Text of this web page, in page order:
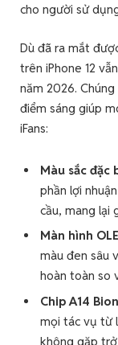
cho người sử
Dù đã ra mắt
trên iPhone 12
năm 2026.
điểm sáng giúp
iFans:
Màu sắc đặc
phần lợi
cầu, mang lại
Màn hình
màu đen sâu
hoàn toàn so
Chip A14
mọi tác vụ từ
không gặp trở